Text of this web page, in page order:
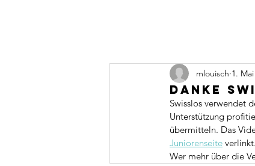
Danke
mlouisch 1.
Swisslos verwendet
Unterstützung
übermitteln. Das
Juniorenseite verlinkt.
Wer mehr über die